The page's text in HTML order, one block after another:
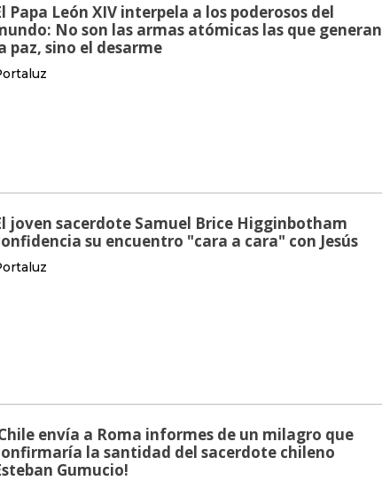
Papa León XIV interpela a los poderosos del
No son las armas atómicas las que generan
paz, sino el desarme
joven sacerdote Samuel Brice Higginbotham
su encuentro "cara a cara" con Jesús
envía a Roma informes de un milagro que
la santidad del sacerdote chileno
Gumucio!